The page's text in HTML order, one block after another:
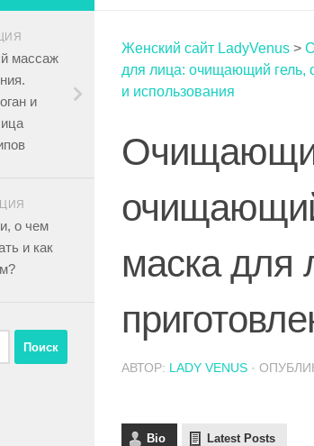
Женский сайт LadyVenus >
для лица: очищающий гель,
и использования
маска для
АВТОР: LADY VENUS ·
Bio Latest Posts
массаж
и
о чем
и как